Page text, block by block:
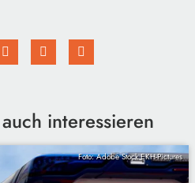
interessieren
Foto: Adobe Stock EKH-Pictures